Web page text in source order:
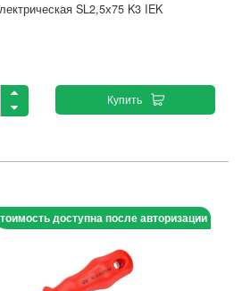
SL2,5х75 K3 IEK
Купить
доступна после авторизации